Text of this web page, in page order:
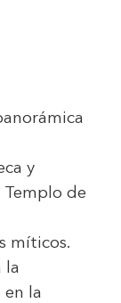
y
Templo de
míticos.
la
en la